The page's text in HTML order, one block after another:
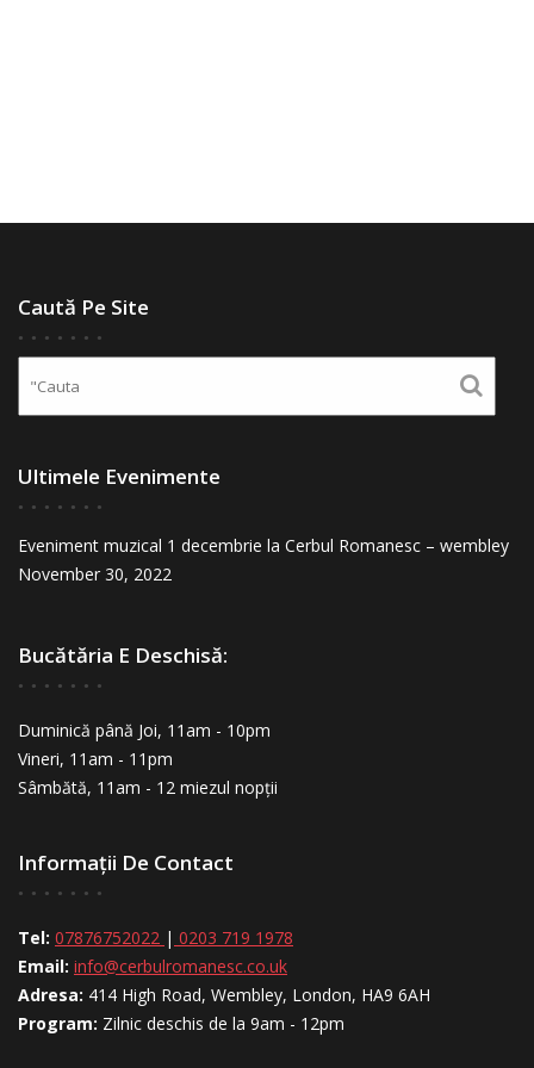
Caută Pe Site
Ultimele Evenimente
Eveniment muzical 1 decembrie la Cerbul Romanesc – wembley
November 30, 2022
Bucătăria E Deschisă:
Duminică până Joi, 11am - 10pm
Vineri, 11am - 11pm
Sâmbătă, 11am - 12 miezul nopții
Informații De Contact
Tel: 07876752022 | 0203 719 1978
Email: info@cerbulromanesc.co.uk
Adresa: 414 High Road, Wembley, London, HA9 6AH
Program: Zilnic deschis de la 9am - 12pm